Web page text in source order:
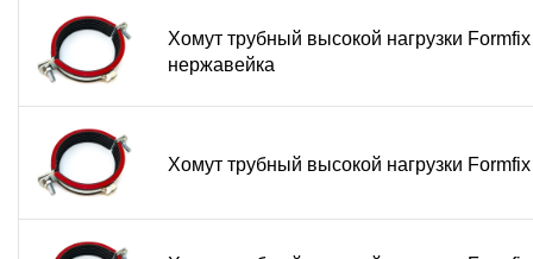
Хомут трубный высокой нагрузки
нержавейка
Хомут трубный высокой нагрузки